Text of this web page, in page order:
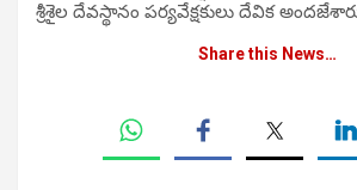
శ్రీశైల దేవస్థానం పర్యవేక్షకులు దేవిక
Share this News…